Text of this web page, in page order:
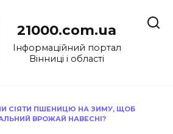
21000.com.ua
Інформаційний портал
Вінниці і області
СІЯТИ ПШЕНИЦЮ НА ЗИМУ, ЩОБ
ВРОЖАЙ НАВЕСНІ?